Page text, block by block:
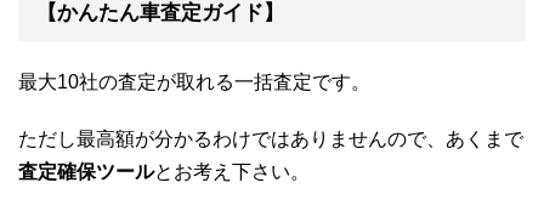
【かんたん車査定ガイド】
最大10社の査定が取れる一括査定です。
ただし最高額が分かるわけではありませんので、あくまで
査定確保ツールとお考え下さい。